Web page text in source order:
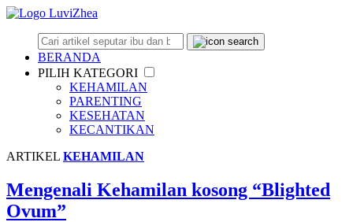
BERANDA
PILIH KATEGORI
KEHAMILAN
PARENTING
KESEHATAN
KECANTIKAN
ARTIKEL KEHAMILAN
Mengenali Kehamilan kosong “Blighted
Ovum”